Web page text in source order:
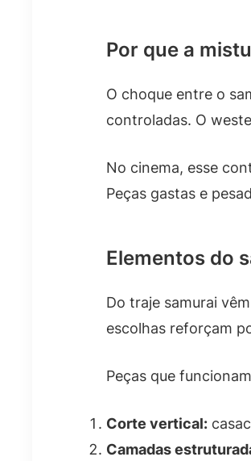
Por que a
O choque entre o
controladas. O
No cinema, esse
Peças gastas e
Elementos do
Do traje samurai
escolhas reforçam
Peças que
Corte vertical:
Camadas